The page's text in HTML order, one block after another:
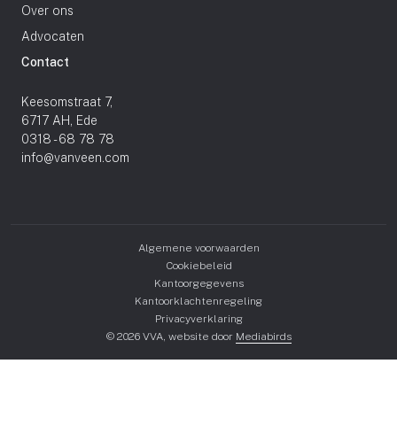
Over ons
Advocaten
Contact
Keesomstraat 7,
6717 AH, Ede
0318 - 68 78 78
info@vanveen.com
Algemene voorwaarden
Cookiebeleid
Kantoorgegevens
Kantoorklachtenregeling
Privacyverklaring
© 2026 VVA, website door Mediabirds